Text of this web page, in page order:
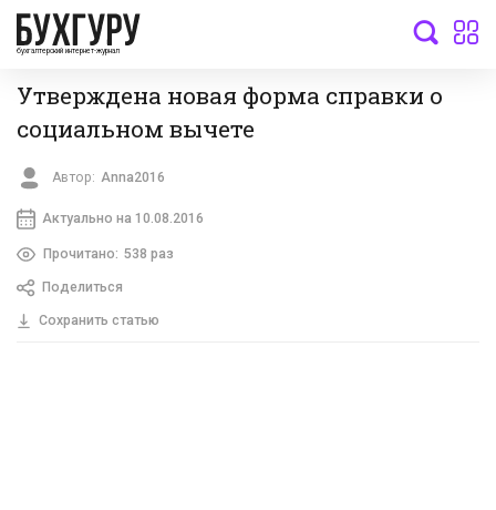
бухгалтерский интернет-журнал
Утверждена новая форма справки о
социальном вычете
Автор: Anna2016
Актуально на 10.08.2016
Прочитано: 538 раз
Поделиться
Сохранить статью